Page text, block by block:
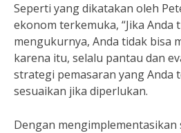
Seperti yang dikatakan oleh
ekonom terkemuka, “Jika Anda
mengukurnya, Anda tidak bisa
karena itu, selalu pantau dan
strategi pemasaran yang Anda
sesuaikan jika diperlukan.
Dengan